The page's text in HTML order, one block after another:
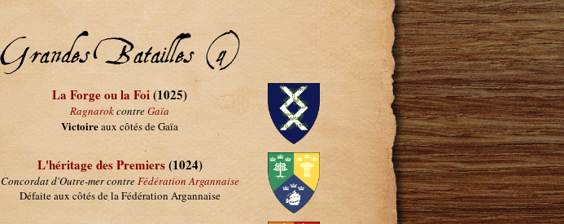
Grandes Batailles (4)
La Forge ou la Foi(1025)
RagnarokcontreGaïa
Victoireaux côtés de Gaïa
L'héritage des Premiers(1024)
Concordat d'Outre-mer contreFédération Argannaise
Défaite aux côtés de la Fédération Argannaise